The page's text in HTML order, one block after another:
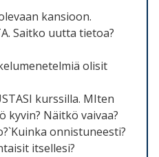
kansioon.
Saitko uutta tietoa?
olisit
kurssilla. MIten
kyvin? Näitkö vaivaa?
onnistuneesti?
itsellesi?